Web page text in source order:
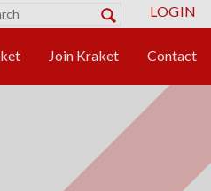
LOGIN